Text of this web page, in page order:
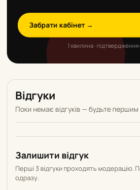
Забрати кабінет →
1 хвилина ·
Відгуки
Поки немає відгуків — будьте першим
Залишити відгук
Перші 3 відгуки проходять модерацію.
одразу.